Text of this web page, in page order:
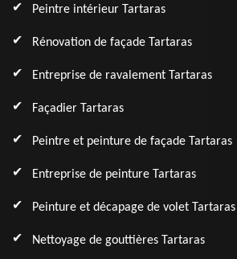
Peintre intérieur Tartaras
Rénovation de façade Tartaras
Entreprise de ravalement Tartaras
Façadier Tartaras
Peintre et peinture de façade Tartaras
Entreprise de peinture Tartaras
Peinture et décapage de volet Tartaras
Nettoyage de gouttières Tartaras